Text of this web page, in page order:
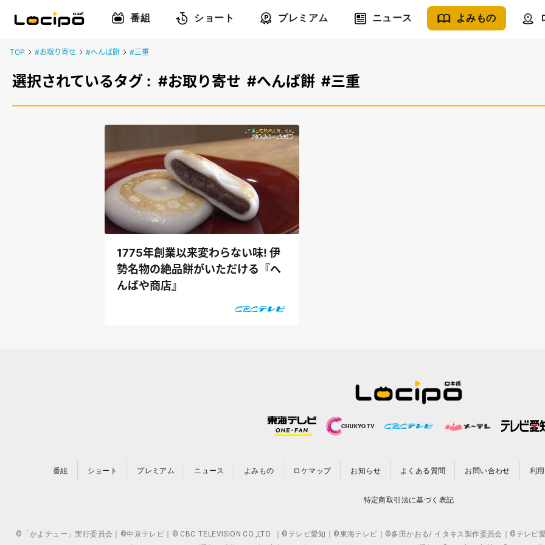
番組 ショート プレミアム ニュース よみもの
TOP #お取り寄せ #へんば餅 #三重
選択されているタグ : #お取り寄せ #へんば餅 #三重
1775年創業以来変わらない味! 伊
勢名物の絶品餅がいただける『へ
んばや商店』
番組 ショート プレミアム ニュース よみもの ロケマップ お知らせ よくある質問 お問い合わせ 利
特定商取引法に基づく表記
©「かよチュー」実行委員会｜©中京テレビ｜© CBC TELEVISION CO.,LTD. ｜©テレビ愛知｜©東海テレビ｜©多田かおる/ イタキス製作委員会｜©テレビ